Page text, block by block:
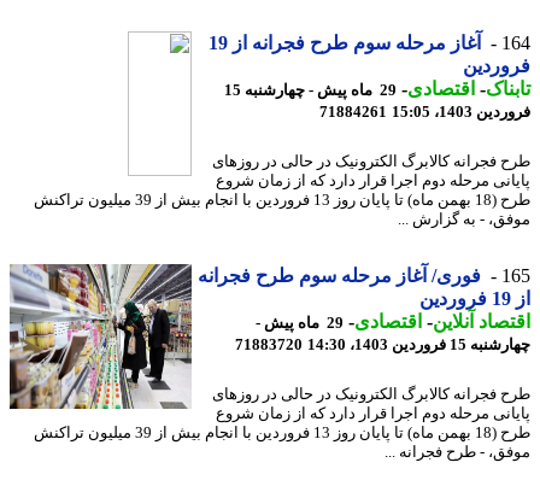
آغاز مرحله سوم طرح فجرانه از 19
-اقتصادی-
29 ماه پیش - چهارشنبه 15
1403، 15:05
71884261
فجرانه کالابرگ الکترونیک در حالی در روزهای
مرحله دوم اجرا قرار دارد که از زمان شروع
طرح (18 بهمن ماه) تا پایان روز 13 فروردین با انجام بیش از 39 میلیون تراکنش
- به گزارش ...
فوری/ آغاز مرحله سوم طرح فجرانه
آنلاین-اقتصادی-
29 ماه پیش -
فروردین 1403، 14:30
71883720
فجرانه کالابرگ الکترونیک در حالی در روزهای
مرحله دوم اجرا قرار دارد که از زمان شروع
طرح (18 بهمن ماه) تا پایان روز 13 فروردین با انجام بیش از 39 میلیون تراکنش
- طرح فجرانه ...